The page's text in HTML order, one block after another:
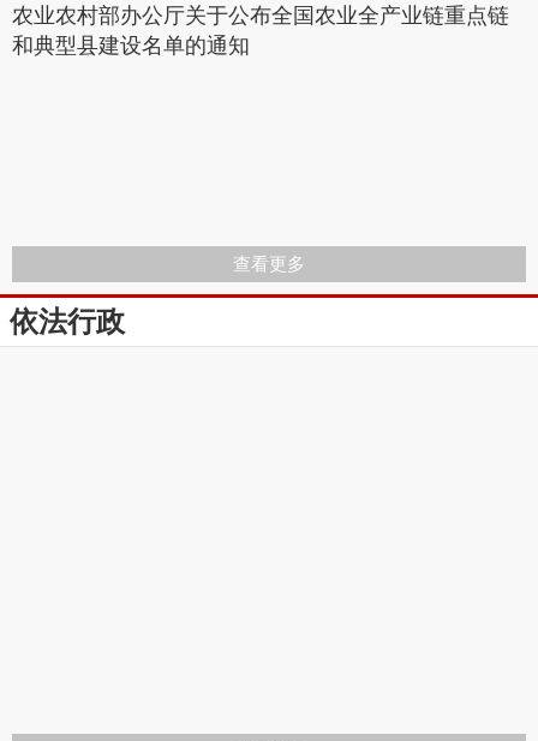
农业农村部办公厅关于公布全国农业全产业链重点链
和典型县建设名单的通知
查看更多
依法行政